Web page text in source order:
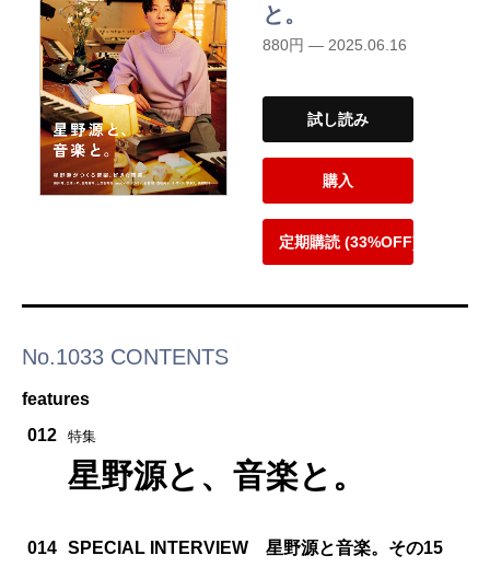
と。
880円 — 2025.06.16
試し読み
購入
定期購読 (33%OFF)
No.1033 CONTENTS
features
012
特集
星野源と、音楽と。
014 SPECIAL INTERVIEW 星野源と音楽。その15